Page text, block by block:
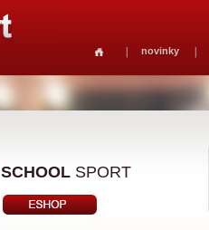
novinky
SCHOOLSPORT